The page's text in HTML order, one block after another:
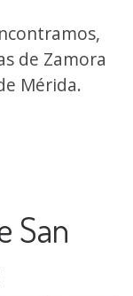
de Zamora
Mérida.
San